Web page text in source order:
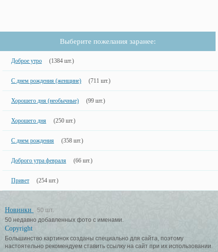
Выберите пожелания заранее:
Доброе утро (1384 шт.)
С днем рождения (женщине) (711 шт.)
Хорошего дня (необычные) (99 шт.)
Хорошего дня (250 шт.)
С днем рождения (358 шт.)
Доброго утра февраля (66 шт.)
Привет (254 шт.)
Новинки
50 шт.
50 недавно добавленных фото с именами.
Copyright
Большинство картинок созданы специально для сайта, поэтому
настоятельно рекомендуем ставить ссылку на сайт при их использовании.